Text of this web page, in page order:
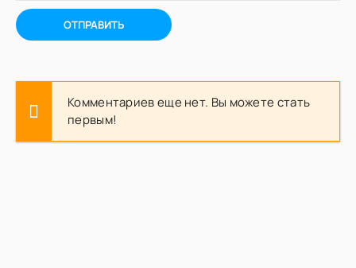
ОТПРАВИТЬ
Комментариев еще нет. Вы можете стать
первым!